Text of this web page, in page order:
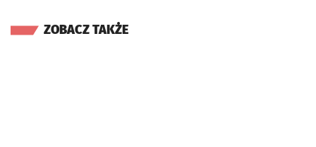
ZOBACZ TAKŻE